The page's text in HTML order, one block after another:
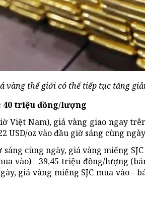
vàng thế giới có thể tiếp tục tăng
40 triệu đồng/lượng
Việt Nam), giá vàng giao ngay
USD/oz vào đầu giờ sáng cùng
cùng ngày, giá vàng miếng
vào) - 39,45 triệu đồng/lượng
giá vàng miếng SJC mua vào